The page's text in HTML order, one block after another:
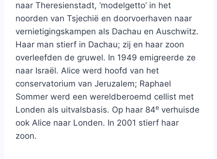
naar Theresienstadt, ‘modelgetto’ in het
noorden van Tsjechië en doorvoerhaven naar
vernietigingskampen als Dachau en Auschwitz.
Haar man stierf in Dachau; zij en haar zoon
overleefden de gruwel. In 1949 emigreerde ze
naar Israël. Alice werd hoofd van het
conservatorium van Jeruzalem; Raphael
Sommer werd een wereldberoemd cellist met
Londen als uitvalsbasis. Op haar 84e verhuisde
ook Alice naar Londen. In 2001 stierf haar
zoon.